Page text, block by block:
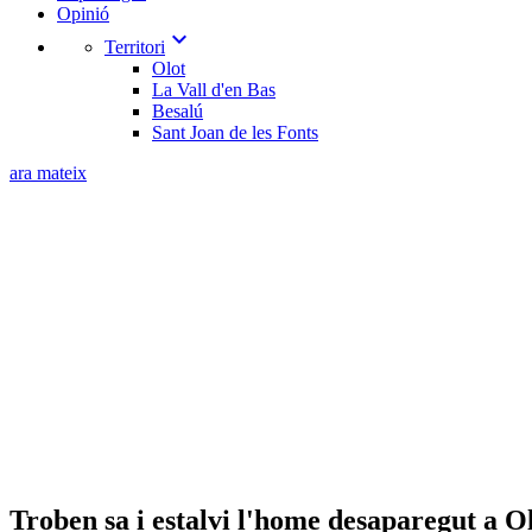
Opinió
Territori expand_more
Olot
La Vall d'en Bas
Besalú
Sant Joan de les Fonts
ara mateix
Troben sa i estalvi l'home desaparegut a